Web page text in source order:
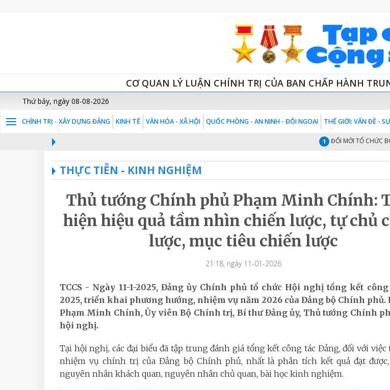
CƠ QUAN LÝ LUẬN CHÍNH TRỊ CỦA BAN CHẤP HÀNH
Thứ bảy, ngày 08-08-2026
CHÍNH TRỊ - XÂY DỰNG ĐẢNG KINH TẾ VĂN HÓA - XÃ HỘI QUỐC PHÒNG - AN NINH - ĐỐI NGOẠI THẾ GIỚI: VẤN ĐỀ -
ĐỔI MỚI TỔ CHỨC BỘ MÁY
THỰC TIỄN - KINH NGHIỆM
Thủ tướng Chính phủ Phạm Minh Chính:
hiện hiệu quả tầm nhìn chiến lược, tự chủ
lược, mục tiêu chiến lược
21:18, ngày 11-01-2026
TCCS - Ngày 11-1-2025, Đảng ủy Chính phủ tổ chức Hội nghị tổng kết
2025, triển khai phương hướng, nhiệm vụ năm 2026 của Đảng bộ Chính phủ.
Phạm Minh Chính, Ủy viên Bộ Chính trị, Bí thư Đảng ủy, Thủ tướng Chính
hội nghị.
Tại hội nghị, các đại biểu đã tập trung đánh giá tổng kết công tác Đảng, đối với
nhiệm vụ chính trị của Đảng bộ Chính phủ, nhất là phân tích kết quả đạt được,
nguyên nhân khách quan, nguyên nhân chủ quan, bài học kinh nghiệm.